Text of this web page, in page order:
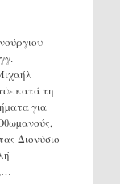
κατά τη
για
Διονύσιο